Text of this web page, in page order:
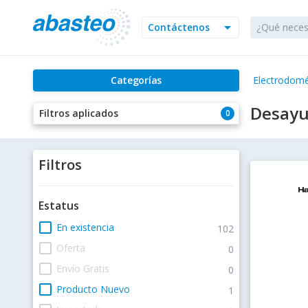
arrow_drop_down
Contáctenos
Categorías
0
Filtros aplicados
Filtros
Estatus
check_box_outline_blank En existencia 102
check_box_outline_blank Oferta 0
check_box_outline_blank Envío Gratis 0
check_box_outline_blank Producto Nuevo 1